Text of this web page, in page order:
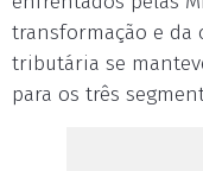
transformação e da
tributária se
para os três